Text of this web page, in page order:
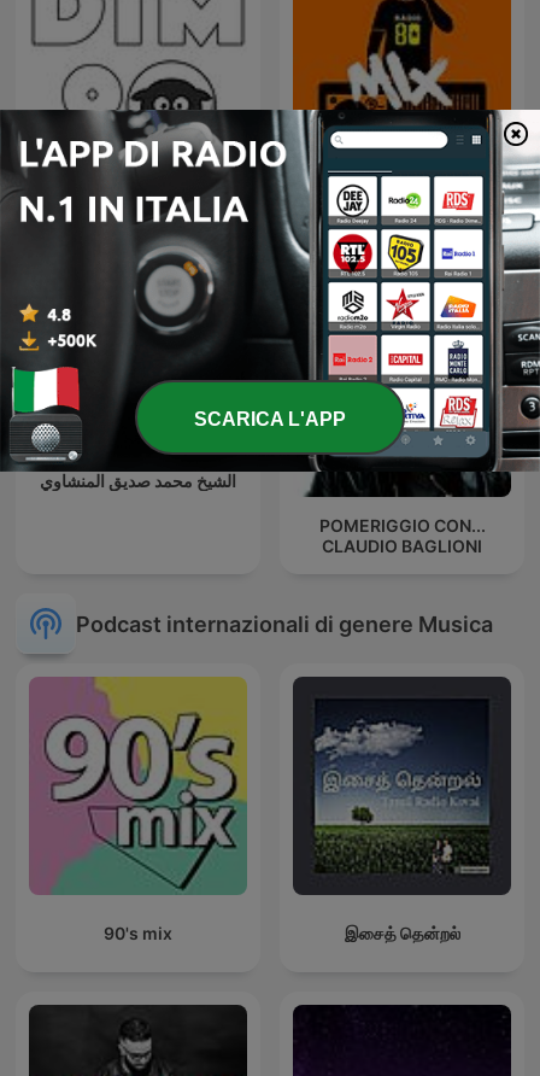
Dance Time Machine 90 -
DTM90
80 mix
الشيخ محمد صديق المنشاوي
POMERIGGIO CON...
CLAUDIO BAGLIONI
Podcast internazionali di genere Musica
90's mix இசைத் தென்றல்
SCARICA L'APP